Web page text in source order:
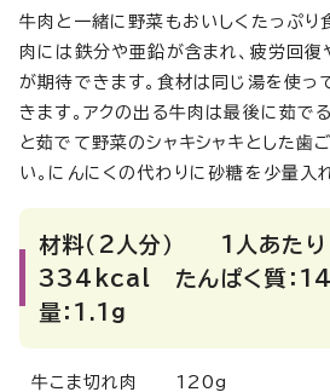
牛肉と一緒に野菜もおいしくたっぷり
肉には鉄分や亜鉛が含まれ、疲労回
が期待できます。食材は同じ湯を使っ
きます。アクの出る牛肉は最後に茹で
と茹でて野菜のシャキシャキとした歯
い。にんにくの代わりに砂糖を少量入
材料（2人分） 1人あたり
334kcal たんぱく質：
量：1.1g
牛こま切れ肉 120g